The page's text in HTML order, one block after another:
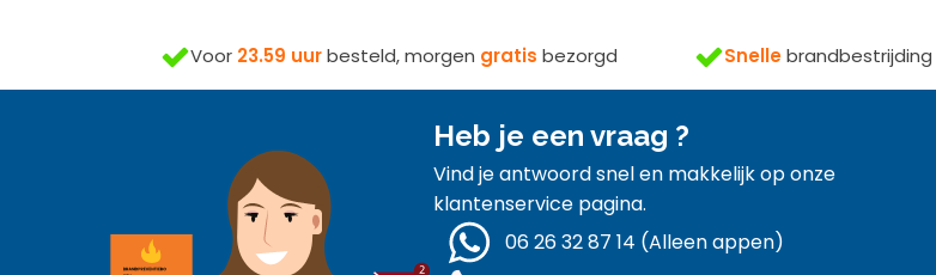
Voor 23.59 uurbesteld, morgen gratis bezorgd Snellebrandbestrijding
Heb je een vraag ?
Vind je antwoord snel en makkelijk op onze
klantenservice pagina.
06 26 32 87 14 (Alleen appen)